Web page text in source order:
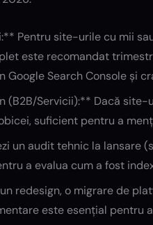
Pentru site-urile cu mii
este recomandat
Search Console și
(B2B/Servicii):** Dacă
suficient pentru a
un audit tehnic la lansare
a evalua cum a fost
redesign, o migrare de
este esențial pentru